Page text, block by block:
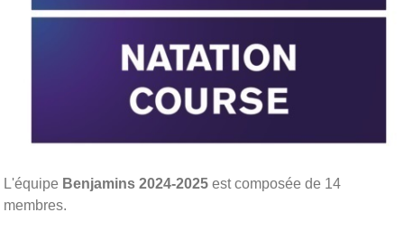
L'équipe Benjamins 2024-2025 est composée de 14
membres.